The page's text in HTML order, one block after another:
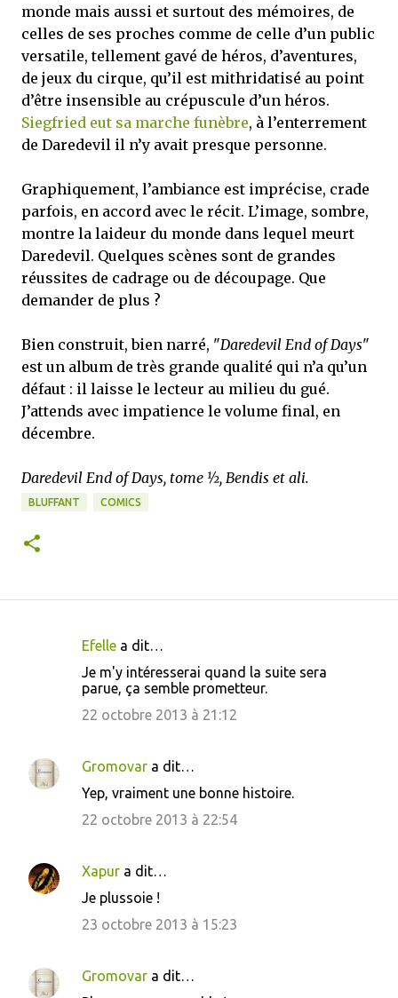
monde mais aussi et surtout des mémoires, de
celles de ses proches comme de celle d’un public
versatile, tellement gavé de héros, d’aventures,
de jeux du cirque, qu’il est mithridatisé au point
d’être insensible au crépuscule d’un héros.
Siegfried eut sa marche funèbre, à l’enterrement
de Daredevil il n’y avait presque personne.
Graphiquement, l’ambiance est imprécise, crade
parfois, en accord avec le récit. L’image, sombre,
montre la laideur du monde dans lequel meurt
Daredevil. Quelques scènes sont de grandes
réussites de cadrage ou de découpage. Que
demander de plus ?
Bien construit, bien narré, "Daredevil End of Days"
est un album de très grande qualité qui n’a qu’un
défaut : il laisse le lecteur au milieu du gué.
J’attends avec impatience le volume final, en
décembre.
Daredevil End of Days, tome ½, Bendis et ali.
BLUFFANT COMICS
e
n
r
Efelle a dit…
Je m'y intéresserai quand la suite sera
parue, ça semble prometteur.
22 octobre 2013 à 21:12
Gromovar a dit…
Yep, vraiment une bonne histoire.
22 octobre 2013 à 22:54
Xapur a dit…
Je plussoie !
23 octobre 2013 à 15:23
Gromovar a dit…